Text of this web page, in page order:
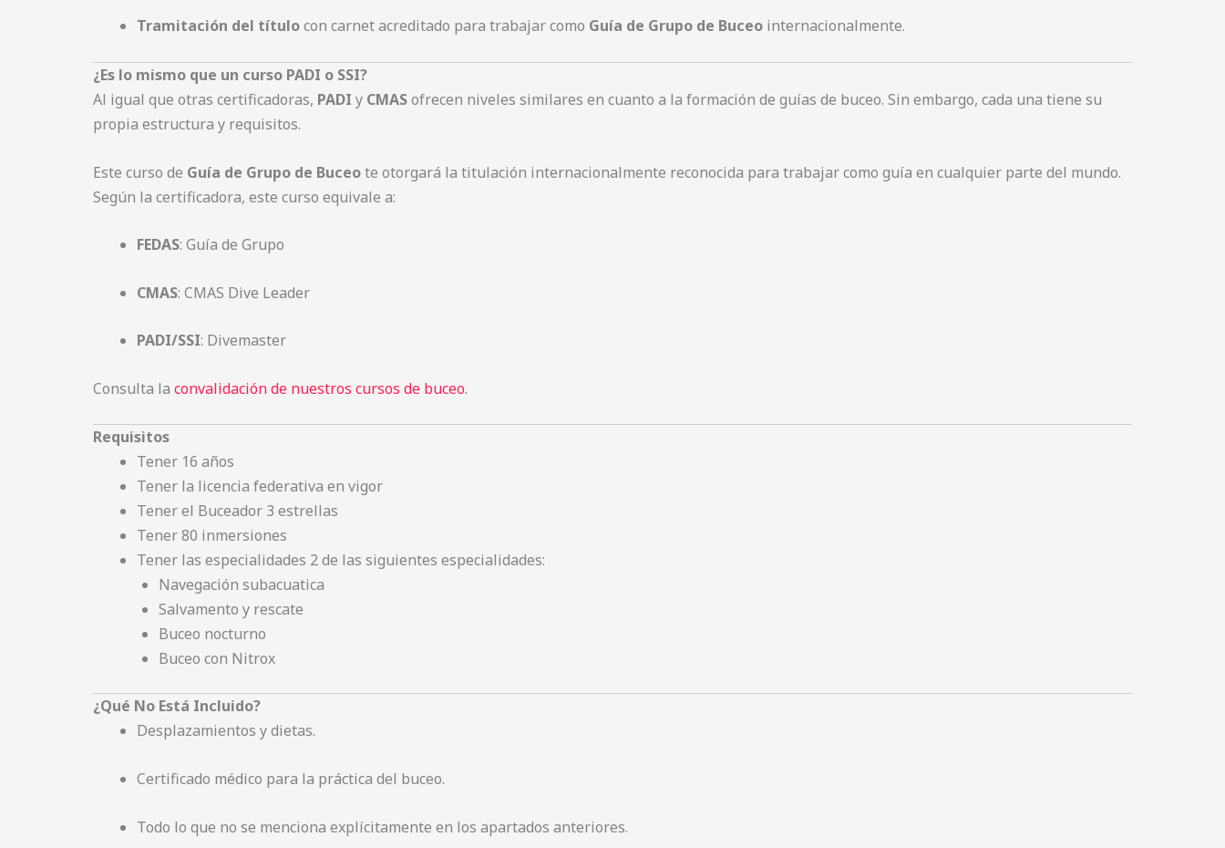
Tramitación del títulocon carnet acreditado para trabajar como Guía de Grupo de Buceo internacionalmente.
¿Es lo mismo que un curso PADI o SSI?
Al igual que otras certificadoras, PADI y CMASofrecen niveles similares en cuanto a la formación de guías de buceo. Sin embargo, cada una tiene su
propia estructura y requisitos.
Este curso de Guía de Grupo de Buceote otorgará la titulación internacionalmente reconocida para trabajar como guía en cualquier parte del mundo.
Según la certificadora, este curso equivale a:
FEDAS: Guía de Grupo
CMAS: CMAS Dive Leader
PADI/SSI: Divemaster
Consulta la convalidación de nuestros cursos de buceo.
Requisitos
Tener 16 años
Tener la licencia federativa en vigor
Tener el Buceador 3 estrellas
Tener 80 inmersiones
Tener las especialidades 2 de las siguientes especialidades:
Navegación subacuatica
Salvamento y rescate
Buceo nocturno
Buceo con Nitrox
¿Qué No Está Incluido?
Desplazamientos y dietas.
Certificado médico para la práctica del buceo.
Todo lo que no se menciona explícitamente en los apartados anteriores.